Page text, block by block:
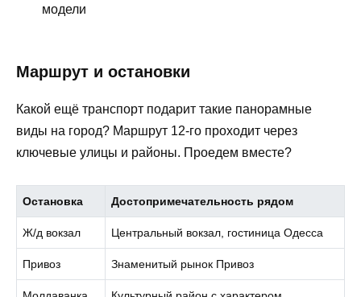
модели
Маршрут и остановки
Какой ещё транспорт подарит такие панорамные
виды на город? Маршрут 12-го проходит через
ключевые улицы и районы. Проедем вместе?
Остановка Достопримечательность рядом
Ж/д вокзал Центральный вокзал, гостиница Одесса
Привоз Знаменитый рынок Привоз